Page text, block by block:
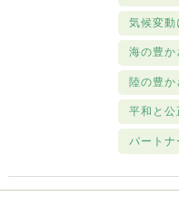
気候変動
海の豊か
陸の豊か
平和と公
パート